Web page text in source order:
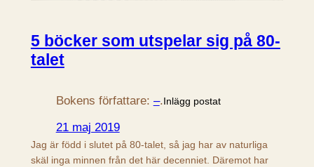
5 böcker som utspelar sig på 80-
talet
Bokens författare: –.Inlägg postat
21 maj 2019
Jag är född i slutet på 80-talet, så jag har av naturliga
skäl inga minnen från det här decenniet. Däremot har